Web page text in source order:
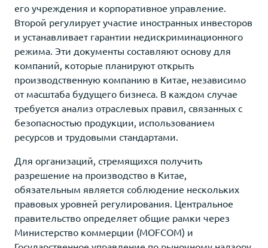
его учреждения и корпоративное управление.
Второй регулирует участие иностранных инвесторов
и устанавливает гарантии недискриминационного
режима. Эти документы составляют основу для
компаний, которые планируют открыть
производственную компанию в Китае, независимо
от масштаба будущего бизнеса. В каждом случае
требуется анализ отраслевых правил, связанных с
безопасностью продукции, использованием
ресурсов и трудовыми стандартами.
Для организаций, стремящихся получить
разрешение на производство в Китае,
обязательным является соблюдение нескольких
правовых уровней регулирования. Центральное
правительство определяет общие рамки через
Министерство коммерции (MOFCOM) и